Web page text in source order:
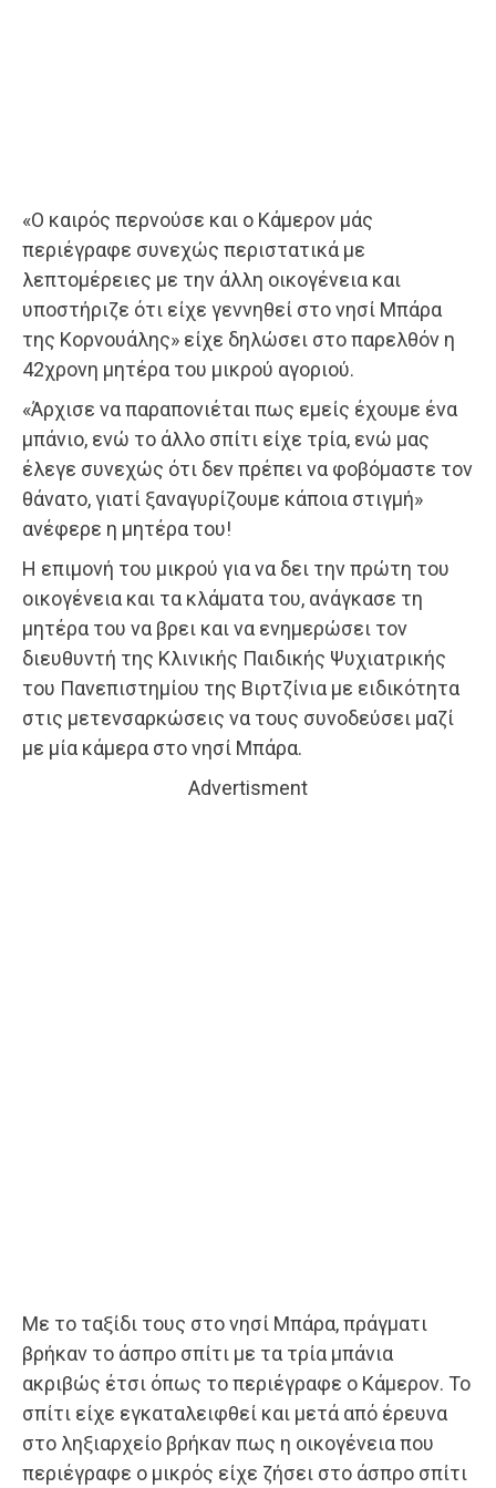
«Ο καιρός περνούσε και ο Κάμερον μάς
περιέγραφε συνεχώς περιστατικά με
λεπτομέρειες με την άλλη οικογένεια και
υποστήριζε ότι είχε γεννηθεί στο νησί Μπάρα
της Κορνουάλης» είχε δηλώσει στο παρελθόν η
42χρονη μητέρα του μικρού αγοριού.
«Άρχισε να παραπονιέται πως εμείς έχουμε ένα
μπάνιο, ενώ το άλλο σπίτι είχε τρία, ενώ μας
έλεγε συνεχώς ότι δεν πρέπει να φοβόμαστε τον
θάνατο, γιατί ξαναγυρίζουμε κάποια στιγμή»
ανέφερε η μητέρα του!
Η επιμονή του μικρού για να δει την πρώτη του
οικογένεια και τα κλάματα του, ανάγκασε τη
μητέρα του να βρει και να ενημερώσει τον
διευθυντή της Κλινικής Παιδικής Ψυχιατρικής
του Πανεπιστημίου της Βιρτζίνια με ειδικότητα
στις μετενσαρκώσεις να τους συνοδεύσει μαζί
με μία κάμερα στο νησί Μπάρα.
Advertisment
Με το ταξίδι τους στο νησί Μπάρα, πράγματι
βρήκαν το άσπρο σπίτι με τα τρία μπάνια
ακριβώς έτσι όπως το περιέγραφε ο Κάμερον. Το
σπίτι είχε εγκαταλειφθεί και μετά από έρευνα
στο ληξιαρχείο βρήκαν πως η οικογένεια που
περιέγραφε ο μικρός είχε ζήσει στο άσπρο σπίτι